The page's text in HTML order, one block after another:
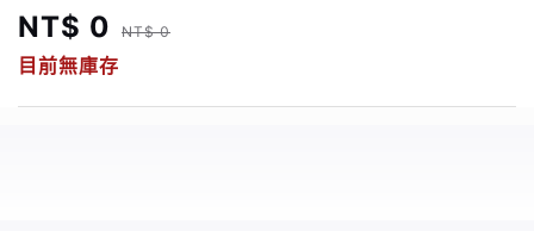
NT$ 0 NT$ 0
目前無庫存